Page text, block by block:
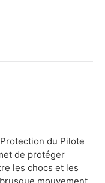
du Pilote
de protéger
les chocs et les